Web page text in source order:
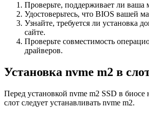
Проверьте, поддерживает ли ваша
Удостоверьтесь, что BIOS вашей
Узнайте, требуется ли установка
сайте.
Проверьте совместимость
драйверов.
Установка nvme m2 в
Перед установкой nvme m2 SSD в
слот следует устанавливать nvme m2.